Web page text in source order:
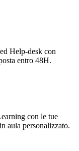
Help-desk con
entro 48H.
con le tue
aula personalizzato.